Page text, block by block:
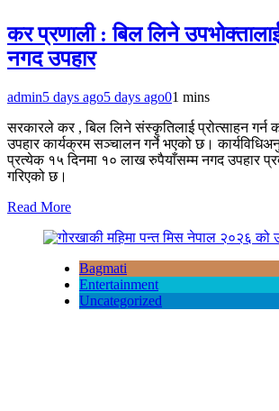
कर प्रणाली : बिल लिने
नगद उपहार
admin5 days ago5 days ago01 mins
सरकारले कर , बिल लिने संस्कृतिलाई प्रोत्साहन गर्न
उपहार कार्यक्रम सञ्चालन गर्ने भएको छ।
प्रत्येक १५ दिनमा १० लाख रुपैयाँसम्म नगद उपहार
गरिएको छ।
Read More
Bagmati
Entertainment
Uncategorized